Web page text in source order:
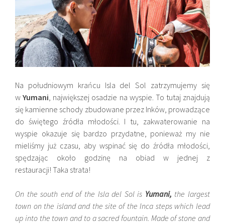
Na południowym krańcu Isla del Sol zatrzymujemy się
wYumani , największej osadzie na wyspie. To tutaj znajdują
się kamienne schody zbudowane przez Inków, prowadzące
do świętego źródła młodości. I tu, zakwaterowanie na
wyspie okazuje się bardzo przydatne, ponieważ my nie
mieliśmy już czasu, aby wspinać się do źródła młodości,
spędzając około godzinę na obiad w jednej z
restauracji! Taka strata!
On the south end of the Isla del Sol is Yumani, the largest
town on the island and the site of the Inca steps which lead
up into the town and to a sacred fountain. Made of stone and